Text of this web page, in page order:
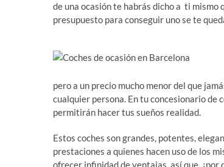
de una ocasión te habrás dicho a ti mismo
presupuesto para conseguir uno se te
pero a un precio mucho menor del que
cualquier persona. En tu concesionario de
permitirán hacer tus sueños realidad.
Estos coches son grandes, potentes,
prestaciones a quienes hacen uso de los
ofrecer infinidad de ventajas, así que, ¿por